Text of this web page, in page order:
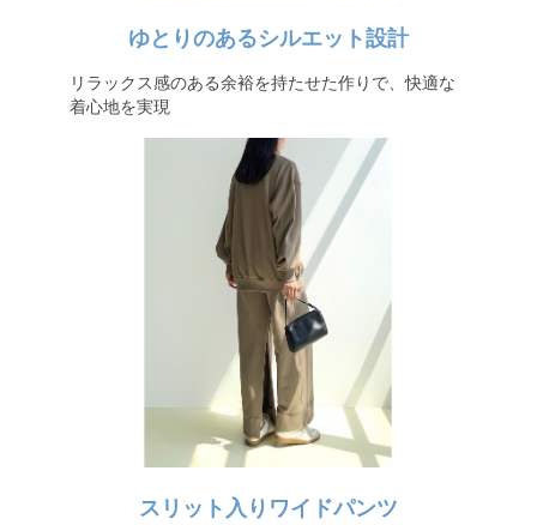
ゆとりのあるシルエット設計
リラックス感のある余裕を持たせた作りで、快適な
着心地を実現
スリット入りワイドパンツ